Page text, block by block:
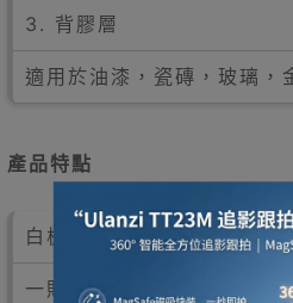
3. 背膠層
適用於油漆，瓷磚，玻璃，
產品特點
白板貼尺寸:
一貼即用，適用於各類場景